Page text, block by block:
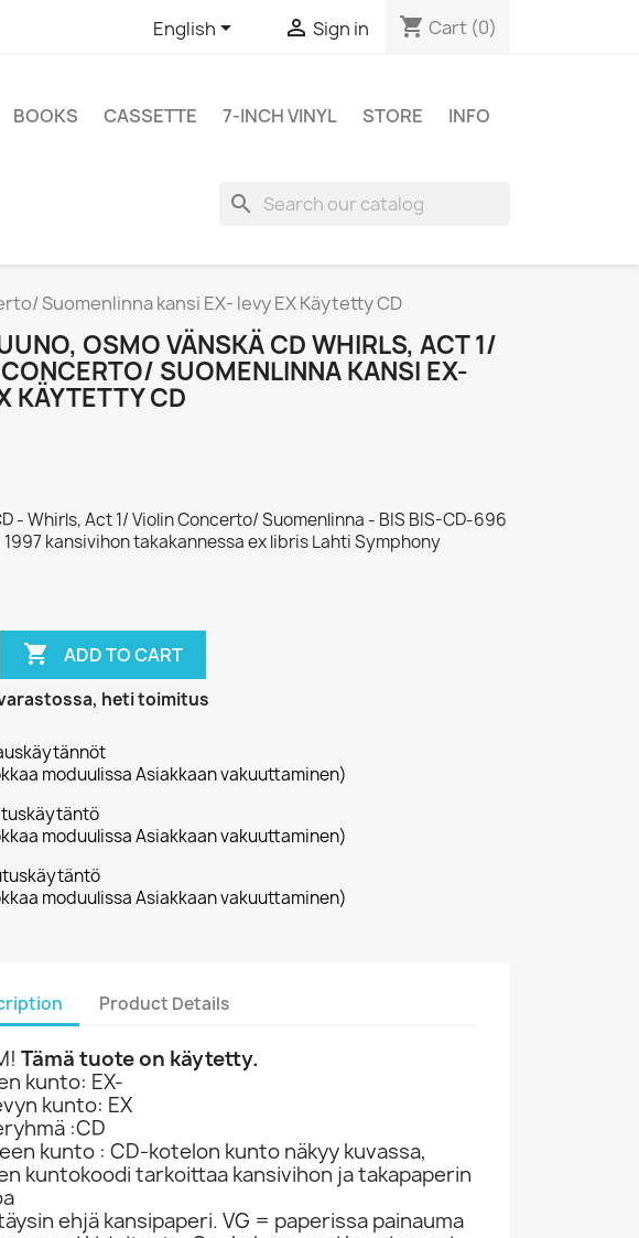
English  Sign in shopping_cart Cart (0)
BOOKS CASSETTE 7-INCH VINYL STORE
INFO
search
Suomenlinna kansi EX- levy EX Käytetty CD
OSMO VÄNSKÄ CD WHIRLS, ACT 1/
SUOMENLINNA KANSI EX-
KÄYTETTY CD
- Whirls, Act 1/ Violin Concerto/ Suomenlinna - BIS BIS-CD-696
kansivihon takakannessa ex libris Lahti Symphony
 ADD TO CART
heti toimitus
moduulissa Asiakkaan vakuuttaminen)
moduulissa Asiakkaan vakuuttaminen)
moduulissa Asiakkaan vakuuttaminen)
Product Details
Tämä tuote on käytetty.
kunto: EX-
kunto: EX
:CD
kunto : CD-kotelon kunto näkyy kuvassa,
kuntokoodi tarkoittaa kansivihon ja takapaperin
ehjä kansipaperi. VG = paperissa painauma